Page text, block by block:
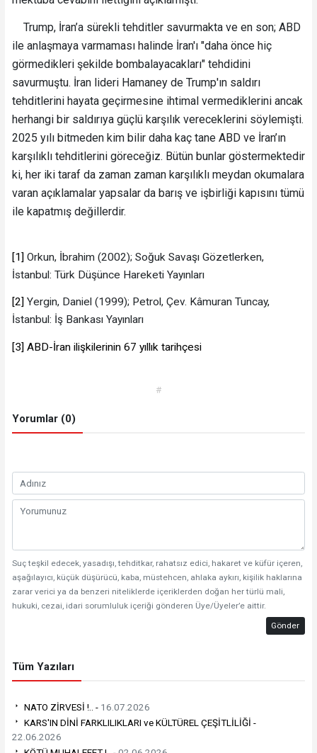
Trump, İran’a sürekli tehditler savurmakta ve en son; ABD
ile anlaşmaya varmaması halinde İran'ı "daha önce hiç
görmedikleri şekilde bombalayacakları" tehdidini
savurmuştu. İran lideri Hamaney de Trump'ın saldırı
tehditlerini hayata geçirmesine ihtimal vermediklerini ancak
herhangi bir saldırıya güçlü karşılık vereceklerini söylemişti.
2025 yılı bitmeden kim bilir daha kaç tane ABD ve İran’ın
karşılıklı tehditlerini göreceğiz. Bütün bunlar göstermektedir
ki, her iki taraf da zaman zaman karşılıklı meydan okumalara
varan açıklamalar yapsalar da barış ve işbirliği kapısını tümü
ile kapatmış değillerdir.
[1] Orkun, İbrahim (2002); Soğuk Savaşı Gözetlerken,
İstanbul: Türk Düşünce Hareketi Yayınları
[2] Yergin, Daniel (1999); Petrol, Çev. Kâmuran Tuncay,
İstanbul: İş Bankası Yayınları
[3] ABD-İran ilişkilerinin 67 yıllık tarihçesi
#
Yorumlar (0)
Suç teşkil edecek, yasadışı, tehditkar, rahatsız edici, hakaret ve küfür içeren,
aşağılayıcı, küçük düşürücü, kaba, müstehcen, ahlaka aykırı, kişilik haklarına
zarar verici ya da benzeri niteliklerde içeriklerden doğan her türlü mali,
hukuki, cezai, idari sorumluluk içeriği gönderen Üye/Üyeler’e aittir.
Gönder
Tüm Yazıları
NATO ZİRVESİ !.. - 16.07.2026
KARS'IN DİNİ FARKLILIKLARI ve KÜLTÜREL ÇEŞİTLİLİĞİ -
22.06.2026